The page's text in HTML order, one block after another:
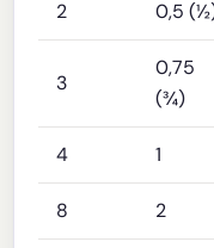
2 0,5
3
0,75
(¾)
4 1
8 2